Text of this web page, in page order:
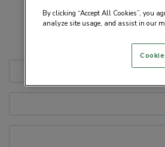
By clicking “Accept All Cookies”, you
analyze site usage, and assist in our